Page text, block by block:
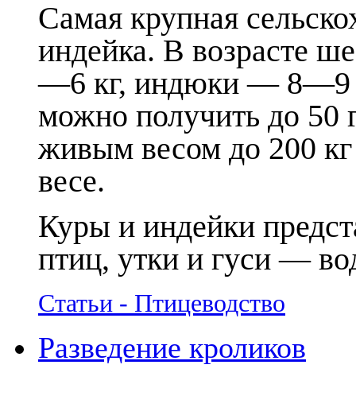
Самая крупная
индейка. В возрасте
—6 кг, индюки — 8—9
можно получить до 50
живым весом до 200
весе.
Куры и индейки
птиц, утки и гуси —
Статьи - Птицеводство
Разведение кроликов